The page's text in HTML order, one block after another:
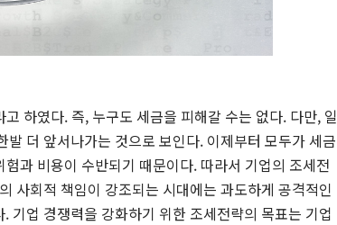
하였다. 즉, 누구도 세금을 피해갈 수는 없다. 다만, 일
더 앞서나가는 것으로 보인다. 이제부터 모두가 세금
과 비용이 수반되기 때문이다. 따라서 기업의 조세전
사회적 책임이 강조되는 시대에는 과도하게 공격적인
기업 경쟁력을 강화하기 위한 조세전략의 목표는 기업